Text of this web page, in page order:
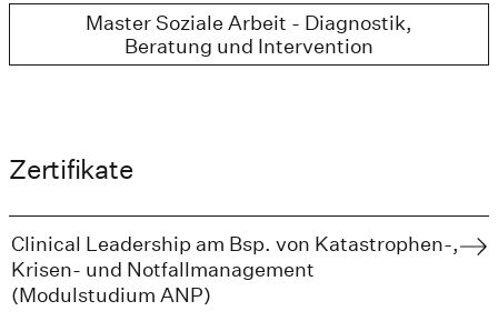
Master Soziale Arbeit - Diagnostik,
Beratung und Intervention
Zertifikate
Clinical Leadership am Bsp. von Katastrophen-,
Krisen- und Notfallmanagement
(Modulstudium ANP)